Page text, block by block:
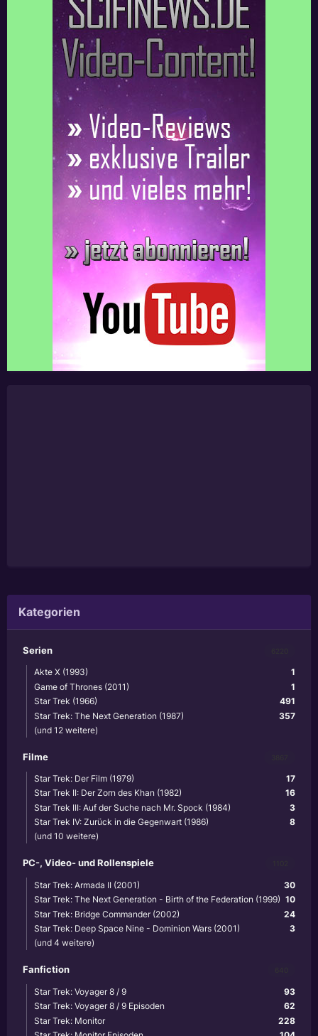
Kategorien
Serien
1
Akte X (1993)
1
Game of Thrones (2011)
491
Star Trek (1966)
357
Star Trek: The Next Generation (1987)
(und 12 weitere)
Filme
17
Star Trek: Der Film (1979)
16
Star Trek II: Der Zorn des Khan (1982)
3
Star Trek III: Auf der Suche nach Mr. Spock (1984)
8
Star Trek IV: Zurück in die Gegenwart (1986)
(und 10 weitere)
PC-, Video- und Rollenspiele
30
Star Trek: Armada II (2001)
10
Star Trek: The Next Generation - Birth of the Federation (1999)
24
Star Trek: Bridge Commander (2002)
3
Star Trek: Deep Space Nine - Dominion Wars (2001)
(und 4 weitere)
Fanfiction
93
Star Trek: Voyager 8 / 9
62
Star Trek: Voyager 8 / 9 Episoden
228
Star Trek: Monitor